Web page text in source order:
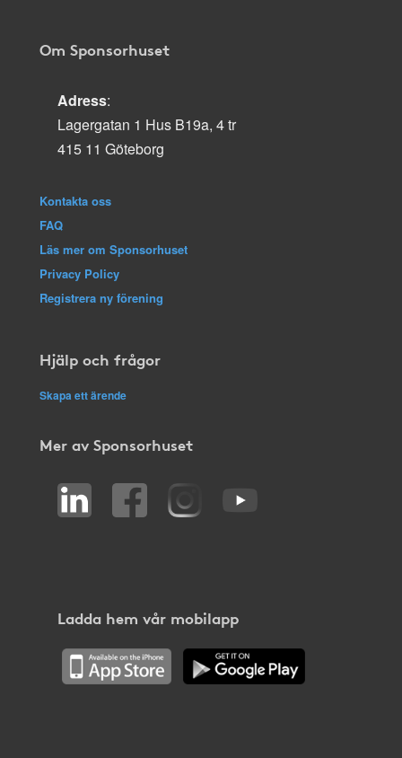
Om Sponsorhuset
Adress:
Lagergatan 1 Hus B19a, 4 tr
415 11 Göteborg
Kontakta oss
FAQ
Läs mer om Sponsorhuset
Privacy Policy
Registrera ny förening
Hjälp och frågor
Skapa ett ärende
Mer av Sponsorhuset
Ladda hem vår mobilapp